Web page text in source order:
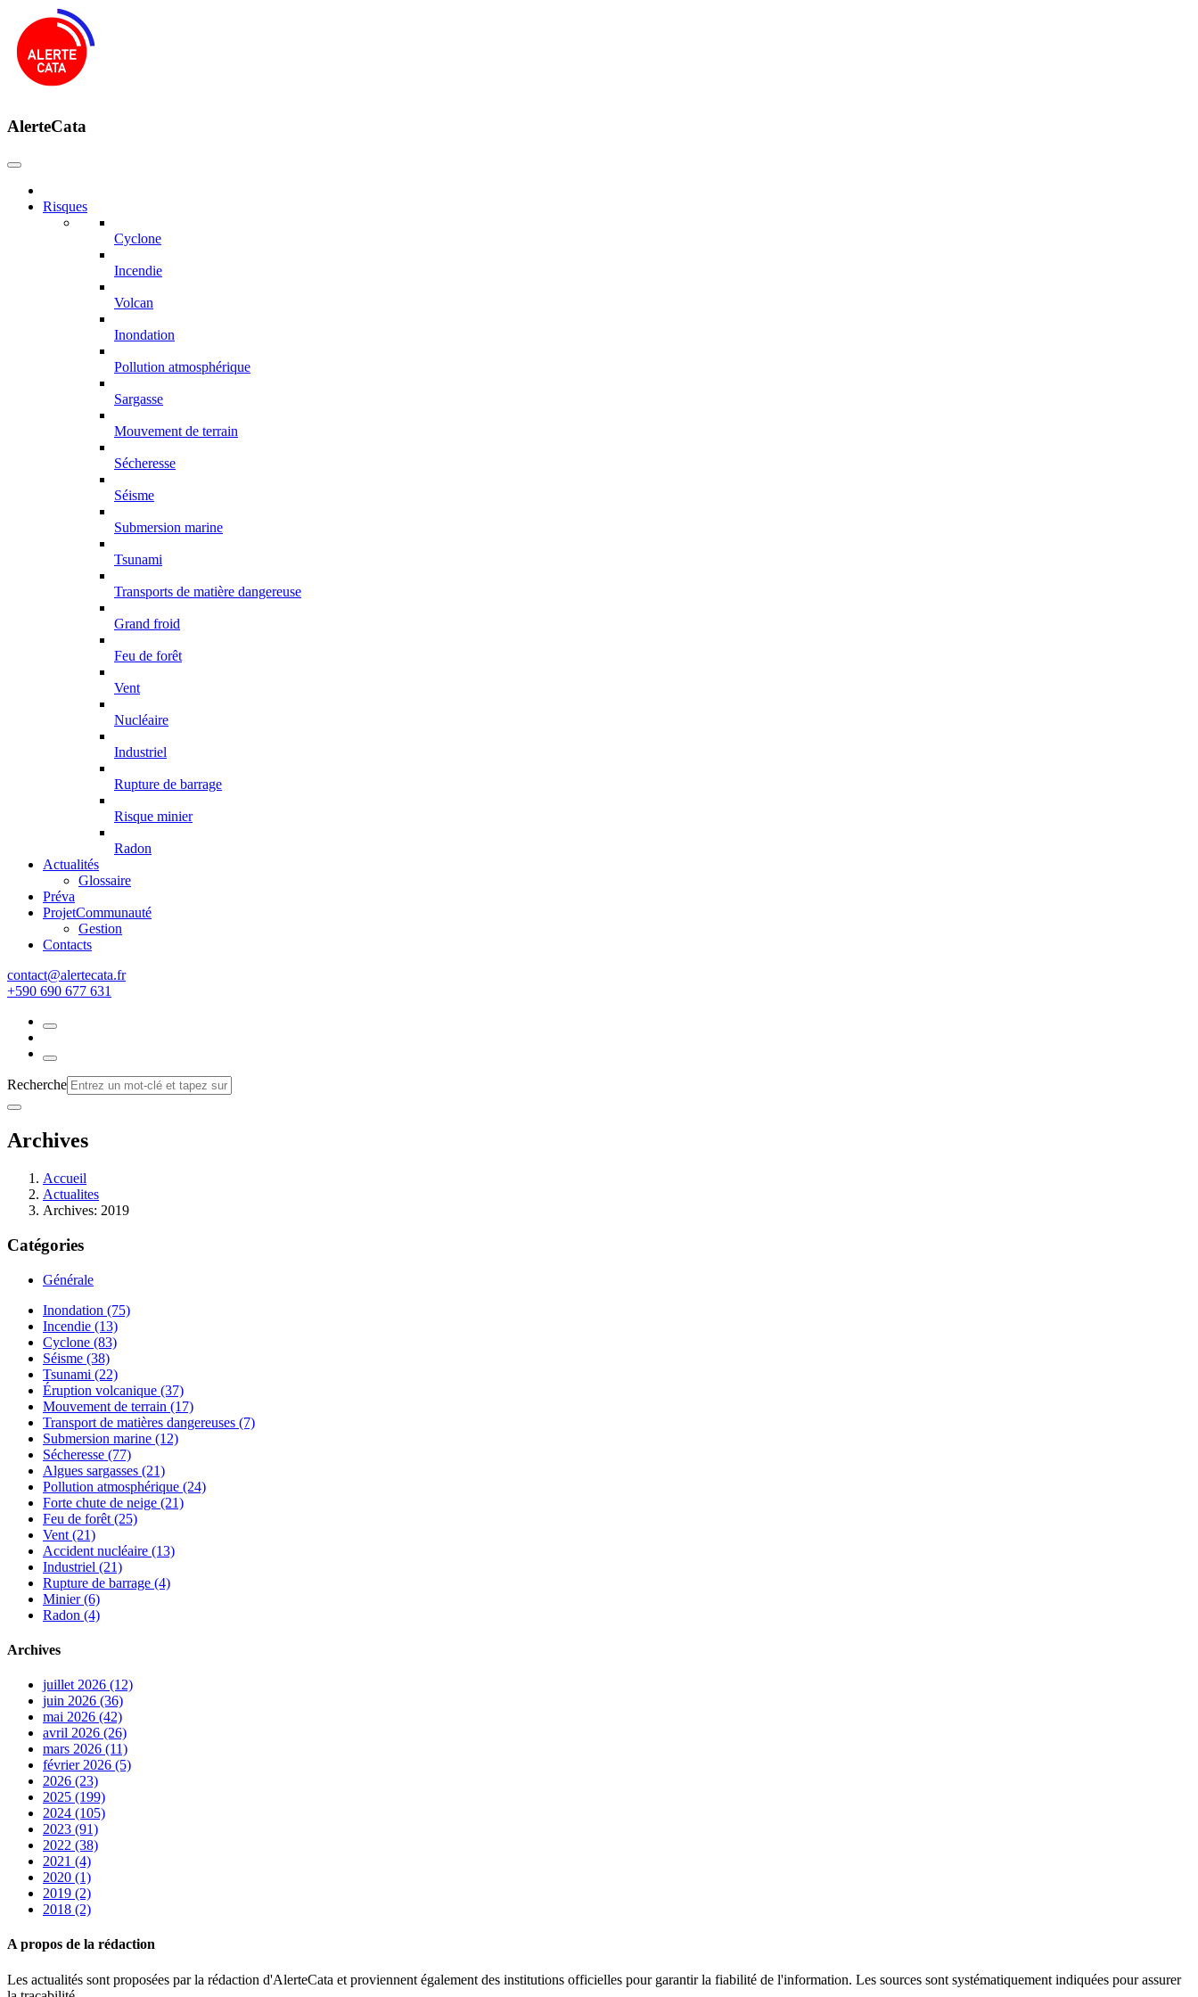
AlerteCata
Risques
Cyclone
Incendie
Volcan
Inondation
Pollution atmosphérique
Sargasse
Mouvement de terrain
Sécheresse
Séisme
Submersion marine
Tsunami
Transports de matière dangereuse
Grand froid
Feu de forêt
Vent
Nucléaire
Industriel
Rupture de barrage
Risque minier
Radon
Actualités
Glossaire
Préva
ProjetCommunauté
Gestion
Contacts
rf.atacetrela@tcatnoc
+590 690 677 631
Recherche
Archives
Accueil
Actualites
Archives: 2019
Catégories
Générale
Inondation (75)
Incendie (13)
Cyclone (83)
Séisme (38)
Tsunami (22)
Éruption volcanique (37)
Mouvement de terrain (17)
Transport de matières dangereuses (7)
Submersion marine (12)
Sécheresse (77)
Algues sargasses (21)
Pollution atmosphérique (24)
Forte chute de neige (21)
Feu de forêt (25)
Vent (21)
Accident nucléaire (13)
Industriel (21)
Rupture de barrage (4)
Minier (6)
Radon (4)
Archives
juillet 2026 (12)
juin 2026 (36)
mai 2026 (42)
avril 2026 (26)
mars 2026 (11)
février 2026 (5)
2026 (23)
2025 (199)
2024 (105)
2023 (91)
2022 (38)
2021 (4)
2020 (1)
2019 (2)
2018 (2)
A propos de la rédaction
Les actualités sont proposées par la rédaction d'AlerteCata et proviennent également des institutions officielles pour garantir la fiabilité de l'information. Les sources sont systématiquement indiquées pour assurer